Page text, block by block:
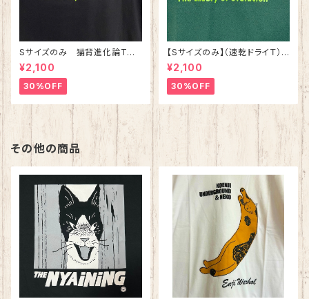
Sサイズのみ 猫背進化論Tシ
ャツ ブラック 綿100%
¥2,100
30%OFF
【Sサイズのみ】（速乾ドライＴ）
猫背進化論Tシャツ アイビーグ
リーン
¥2,100
30%OFF
その他の商品